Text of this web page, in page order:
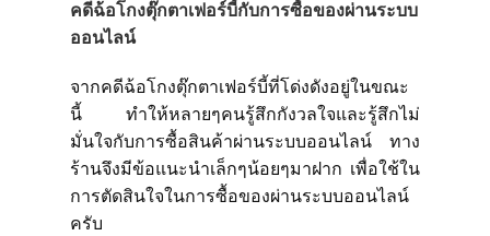
เกี่ยวกับเรา
ข่าวสาร
ติดต่อเรา
คดีฉ้อโกงตุ๊กตาเฟอร์บี้กับการซื้อของผ่านระบบ
ออนไลน์
จากคดีฉ้อโกงตุ๊กตาเฟอร์บี้ที่โด่งดังอยู่ในขณะ
นี้ ทำให้หลายๆคนรู้สึกกังวลใจและรู้สึกไม่
มั่นใจกับการซื้อสินค้าผ่านระบบออนไลน์ ทาง
ร้านจึงมีข้อแนะนำเล็กๆน้อยๆมาฝาก เพื่อใช้ใน
การตัดสินใจในการซื้อของผ่านระบบออนไลน์
ครับ